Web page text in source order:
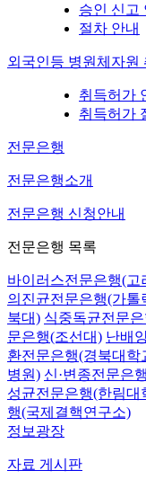
승인 신고
절차 안내
외국인등 병원체자원
취득허가
취득허가
전문은행
전문은행소개
전문은행 신청안내
전문은행 목록
바이러스전문은행(고
의진균전문은행(가톨
북대) 식중독균전문
문은행(조선대) 난배
환전문은행(경북대학
병원) 신·변종전문은
성균전문은행(한림대
행(국제결핵연구소)
정보광장
자료 게시판